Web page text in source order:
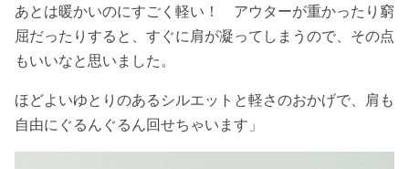
あとは暖かいのにすごく軽い！ アウターが重かったり窮
屈だったりすると、すぐに肩が凝ってしまうので、その点
もいいなと思いました。
ほどよいゆとりのあるシルエットと軽さのおかげで、肩も
自由にぐるんぐるん回せちゃいます」